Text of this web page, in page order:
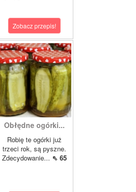
Zobacz przepis!
Obłędne ogórki...
Robię te ogórki już
trzeci rok, są pyszne.
Zdecydowanie... ⇖ 65